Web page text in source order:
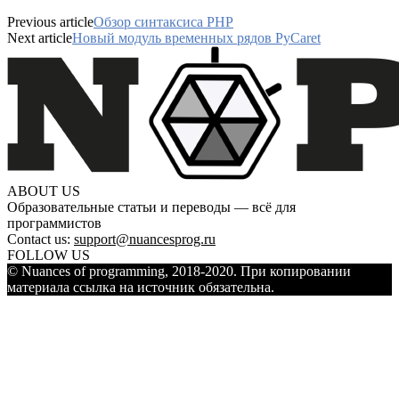
Previous articleОбзор синтаксиса PHP
Next articleНовый модуль временных рядов PyCaret
ABOUT US
Образовательные статьи и переводы — всё для
программистов
Contact us: support@nuancesprog.ru
FOLLOW US
© Nuances of programming, 2018-2020. При копировании
материала ссылка на источник обязательна.